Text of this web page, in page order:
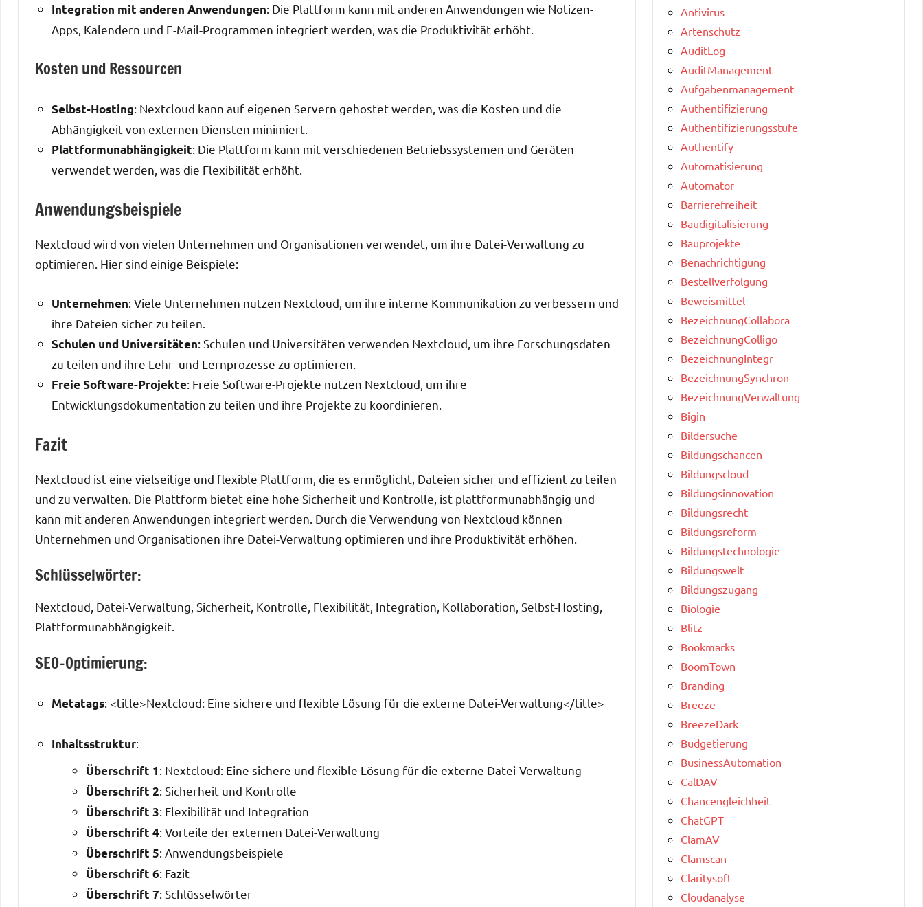
Integration mit anderen Anwendungen: Die Plattform kann mit anderen Anwendungen wie Notizen-
Apps, Kalendern und E-Mail-Programmen integriert werden, was die Produktivität erhöht.
Kosten und Ressourcen
Selbst-Hosting: Nextcloud kann auf eigenen Servern gehostet werden, was die Kosten und die
Abhängigkeit von externen Diensten minimiert.
Plattformunabhängigkeit: Die Plattform kann mit verschiedenen Betriebssystemen und Geräten
verwendet werden, was die Flexibilität erhöht.
Anwendungsbeispiele
Nextcloud wird von vielen Unternehmen und Organisationen verwendet, um ihre Datei-Verwaltung zu
optimieren. Hier sind einige Beispiele:
Unternehmen: Viele Unternehmen nutzen Nextcloud, um ihre interne Kommunikation zu verbessern und
ihre Dateien sicher zu teilen.
Schulen und Universitäten: Schulen und Universitäten verwenden Nextcloud, um ihre Forschungsdaten
zu teilen und ihre Lehr- und Lernprozesse zu optimieren.
Freie Software-Projekte: Freie Software-Projekte nutzen Nextcloud, um ihre
Entwicklungsdokumentation zu teilen und ihre Projekte zu koordinieren.
Fazit
Nextcloud ist eine vielseitige und flexible Plattform, die es ermöglicht, Dateien sicher und effizient zu teilen
und zu verwalten. Die Plattform bietet eine hohe Sicherheit und Kontrolle, ist plattformunabhängig und
kann mit anderen Anwendungen integriert werden. Durch die Verwendung von Nextcloud können
Unternehmen und Organisationen ihre Datei-Verwaltung optimieren und ihre Produktivität erhöhen.
Schlüsselwörter:
Nextcloud, Datei-Verwaltung, Sicherheit, Kontrolle, Flexibilität, Integration, Kollaboration, Selbst-Hosting,
Plattformunabhängigkeit.
SEO-Optimierung:
Metatags: <title>Nextcloud: Eine sichere und flexible Lösung für die externe Datei-Verwaltung</title>
Inhaltsstruktur:
Überschrift 1: Nextcloud: Eine sichere und flexible Lösung für die externe Datei-Verwaltung
Überschrift 2: Sicherheit und Kontrolle
Überschrift 3: Flexibilität und Integration
Überschrift 4: Vorteile der externen Datei-Verwaltung
Überschrift 5: Anwendungsbeispiele
Überschrift 6: Fazit
Überschrift 7: Schlüsselwörter
Antivirus
Artenschutz
AuditLog
AuditManagement
Aufgabenmanagement
Authentifizierung
Authentifizierungsstufe
Authentify
Automatisierung
Automator
Barrierefreiheit
Baudigitalisierung
Bauprojekte
Benachrichtigung
Bestellverfolgung
Beweismittel
BezeichnungCollabora
BezeichnungColligo
BezeichnungIntegr
BezeichnungSynchron
BezeichnungVerwaltung
Bigin
Bildersuche
Bildungschancen
Bildungscloud
Bildungsinnovation
Bildungsrecht
Bildungsreform
Bildungstechnologie
Bildungswelt
Bildungszugang
Biologie
Blitz
Bookmarks
BoomTown
Branding
Breeze
BreezeDark
Budgetierung
BusinessAutomation
CalDAV
Chancengleichheit
ChatGPT
ClamAV
Clamscan
Claritysoft
Cloudanalyse